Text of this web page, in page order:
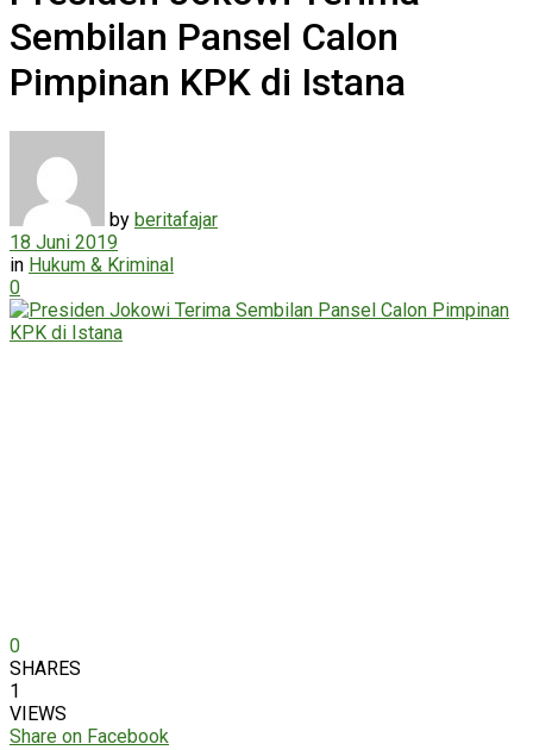
Sembilan Pansel Calon
Pimpinan KPK di Istana
by beritafajar
18 Juni 2019
in Hukum & Kriminal
0
0
SHARES
1
VIEWS
Share on Facebook